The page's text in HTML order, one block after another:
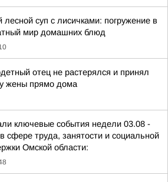
лесной суп с лисичками: погружение в
мир домашних блюд
отец не растерялся и принял
жены прямо дома
ключевые события недели 03.08 -
сфере труда, занятости и социальной
Омской области: